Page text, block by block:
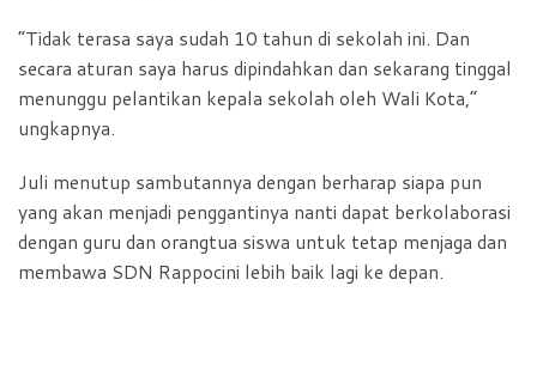
“Tidak terasa saya sudah 10 tahun di sekolah ini. Dan
secara aturan saya harus dipindahkan dan sekarang tinggal
menunggu pelantikan kepala sekolah oleh Wali Kota,”
ungkapnya.
Juli menutup sambutannya dengan berharap siapa pun
yang akan menjadi penggantinya nanti dapat berkolaborasi
dengan guru dan orangtua siswa untuk tetap menjaga dan
membawa SDN Rappocini lebih baik lagi ke depan.